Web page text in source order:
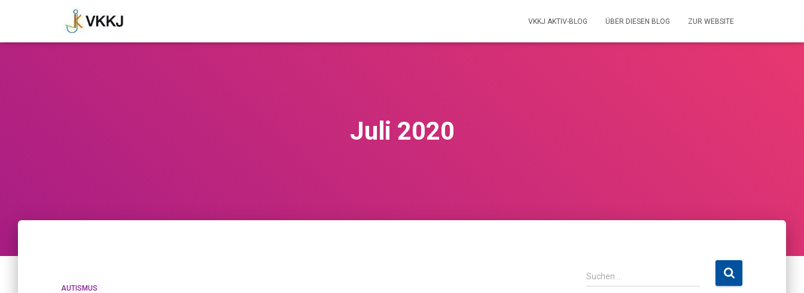
VKKJ AKTIV-BLOG ÜBER DIESEN BLOG ZUR WEBSITE
Juli 2020
AUTISMUS
S
u
Suchen …